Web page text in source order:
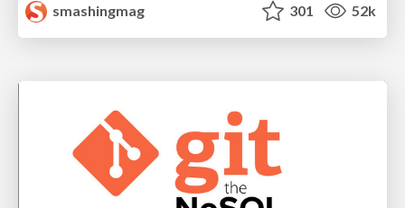
smashingmag
301 52k